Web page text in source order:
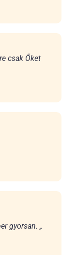
csak Őket
gyorsan. „